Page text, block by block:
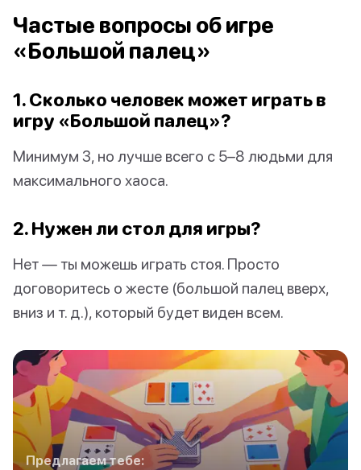
Частые вопросы об игре
«Большой палец»
1. Сколько человек может играть в
игру «Большой палец»?
Минимум 3, но лучше всего с 5–8 людьми для
максимального хаоса.
2. Нужен ли стол для игры?
Нет — ты можешь играть стоя. Просто
договоритесь о жесте (большой палец вверх,
вниз и т. д.), который будет виден всем.
Предлагаем тебе: